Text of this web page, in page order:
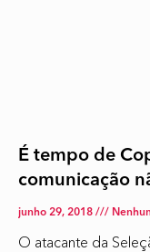
É tempo de
comunicação
junho 29, 2018
O atacante da